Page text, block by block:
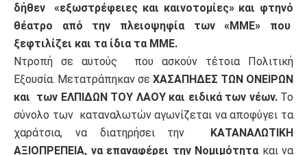
δήθεν «εξωστρέφειες και καινοτομίες» και φτηνό
θέατρο από την πλειοψηφία των «ΜΜΕ» που
ξεφτιλίζει και τα ίδια τα ΜΜΕ.
Ντροπή σε αυτούς που ασκούν τέτοια Πολιτική
Εξουσία. Μετατράπηκαν σε ΧΑΣΑΠΗΔΕΣ ΤΩΝ ΟΝΕΙΡΩΝ
και των ΕΛΠΙΔΩΝ ΤΟΥ ΛΑΟΥ και ειδικά των νέων. Το
σύνολο των καταναλωτών αγωνίζεται να αποφύγει τα
χαράτσια, να διατηρήσει την ΚΑΤΑΝΑΛΩΤΙΚΗ
ΑΞΙΟΠΡΕΠΕΙΑ, να επαναφέρει την Νομιμότητα και να